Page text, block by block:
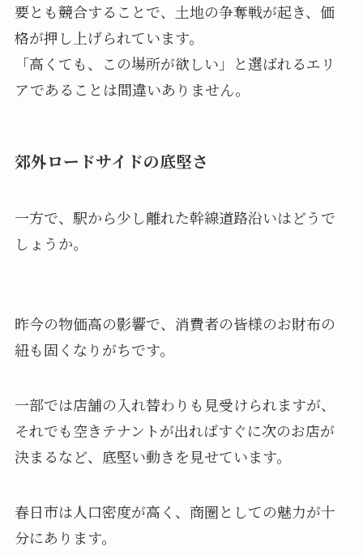
要とも競合することで、土地の争奪戦が起き、価
格が押し上げられています。
「高くても、この場所が欲しい」と選ばれるエリ
アであることは間違いありません。
郊外ロードサイドの底堅さ
一方で、駅から少し離れた幹線道路沿いはどうで
しょうか。
昨今の物価高の影響で、消費者の皆様のお財布の
紐も固くなりがちです。
一部では店舗の入れ替わりも見受けられますが、
それでも空きテナントが出ればすぐに次のお店が
決まるなど、底堅い動きを見せています。
春日市は人口密度が高く、商圏としての魅力が十
分にあります。